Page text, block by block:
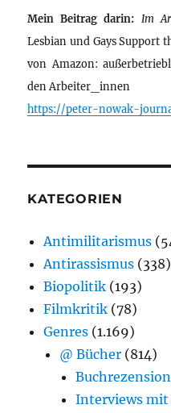
Mein Beitrag darin: Im
Lesbian und Gays Support
von Amazon:
den Arbeiter_innen
https://peter-nowak-
KATEGORIEN
Antimilitarismus
Antirassismus (338)
Biopolitik (193)
Filmkritik (78)
Genres (1.169)
@ Bücher (814)
Interviews